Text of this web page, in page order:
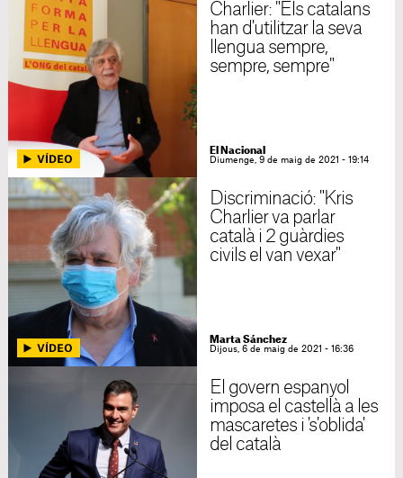
Charlier: "Els catalans
han d'utilitzar la seva
llengua sempre,
sempre, sempre"
El Nacional
Diumenge, 9 de maig de 2021 - 19:14
Discriminació: "Kris
Charlier va parlar
català i 2 guàrdies
civils el van vexar"
Marta Sánchez
Dijous, 6 de maig de 2021 - 16:36
El govern espanyol
imposa el castellà a les
mascaretes i 's'oblida'
del català